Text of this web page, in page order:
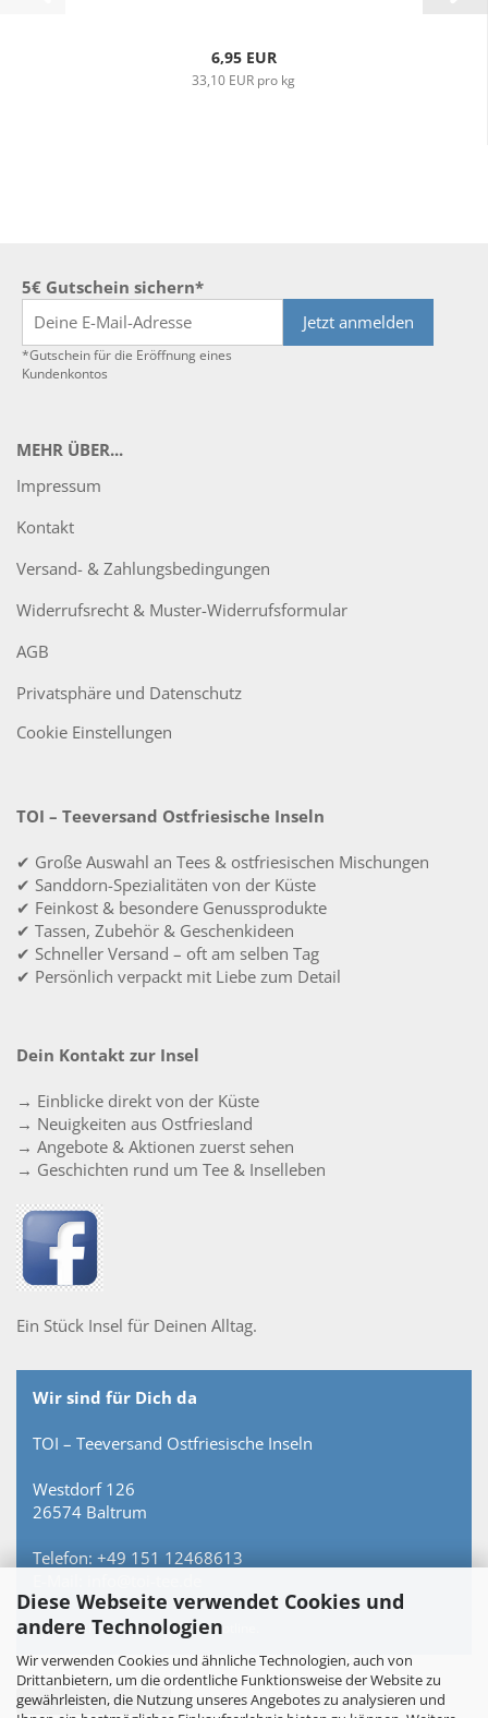
Diese Webseite verwendet Cookies und
andere Technologien
Wir verwenden Cookies und ähnliche Technologien, auch von
Drittanbietern, um die ordentliche Funktionsweise der Website zu
gewährleisten, die Nutzung unseres Angebotes zu analysieren und
6,95 EUR
33,10 EUR pro kg
5€ Gutschein sichern*
Jetzt anmelden
*Gutschein für die Eröffnung eines
Kundenkontos
MEHR ÜBER...
Impressum
Kontakt
Versand- & Zahlungsbedingungen
Widerrufsrecht & Muster-Widerrufsformular
AGB
Privatsphäre und Datenschutz
Cookie Einstellungen
TOI – Teeversand Ostfriesische Inseln
✔ Große Auswahl an Tees & ostfriesischen Mischungen
✔ Sanddorn-Spezialitäten von der Küste
✔ Feinkost & besondere Genussprodukte
✔ Tassen, Zubehör & Geschenkideen
✔ Schneller Versand – oft am selben Tag
✔ Persönlich verpackt mit Liebe zum Detail
Dein Kontakt zur Insel
→ Einblicke direkt von der Küste
→ Neuigkeiten aus Ostfriesland
→ Angebote & Aktionen zuerst sehen
→ Geschichten rund um Tee & Inselleben
Ein Stück Insel für Deinen Alltag.
Wir sind für Dich da
TOI – Teeversand Ostfriesische Inseln
Westdorf 126
26574 Baltrum
Telefon: +49 151 12468613
Persönlich erreichbar – keine Hotline.
Vertrag widerrufen